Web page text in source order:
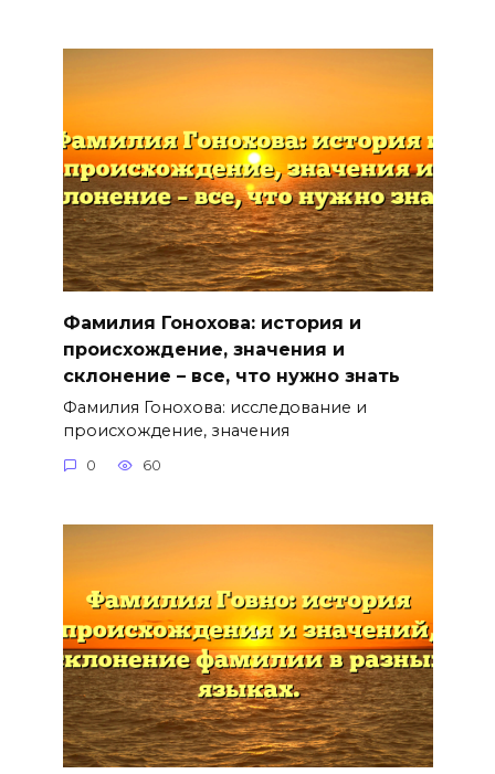
Фамилия Гонохова: история и
происхождение, значения и
склонение – все, что нужно знать
Фамилия Гонохова: исследование и
происхождение, значения
0 60